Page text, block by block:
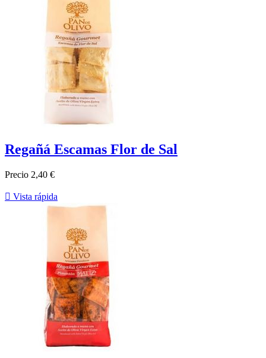
Regañá Escamas Flor de Sal
Precio 2,40 €
 Vista rápida